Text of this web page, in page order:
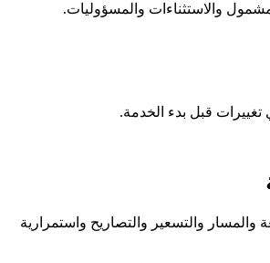
والاستثناءات والمسؤوليات.
تغييرات قبل بدء الخدمة.
والمسار والتسعير والتصاريح واستمرارية